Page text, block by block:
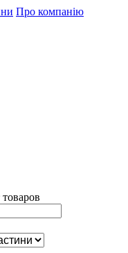
Про компанію